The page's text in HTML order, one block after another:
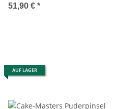
51,90 € *
AUF LAGER